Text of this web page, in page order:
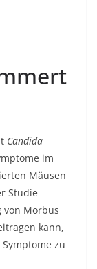
Candida
im
Mäusen
Studie
Morbus
kann,
zu